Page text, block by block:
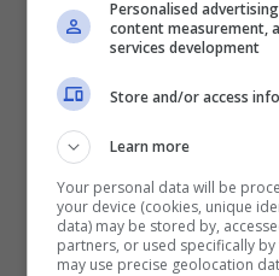
Milano e da quel
separati, la loro storia
gonfie vele.
L’ex gieffino è
collaborazioni da
più spiata d’Italia,
Personalised
content measurement,
services development
Store and/or access
Learn more
Your personal data will be
your device (cookies, unique
data) may be stored by,
partners, or used specifically
may use precise geolocation